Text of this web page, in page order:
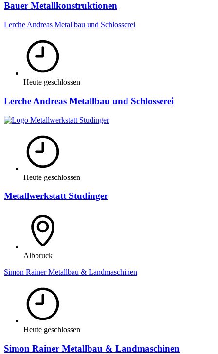
Bauer Metallkonstruktionen
Lerche Andreas Metallbau und Schlosserei
Heute geschlossen
Lerche Andreas Metallbau und Schlosserei
Heute geschlossen
Metallwerkstatt Studinger
Albbruck
Simon Rainer Metallbau & Landmaschinen
Heute geschlossen
Simon Rainer Metallbau & Landmaschinen